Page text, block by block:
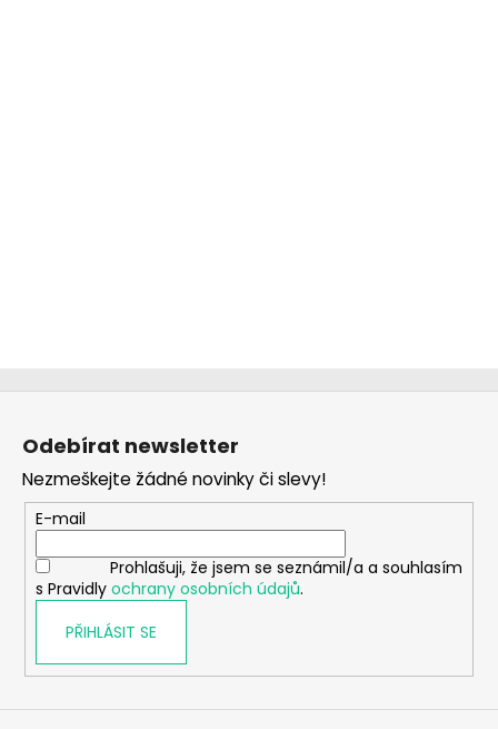
Z
Odebírat newsletter
Nezmeškejte žádné novinky či slevy!
E-mail
Prohlašuji, že jsem se seznámil/a a souhlasím
s Pravidly ochrany osobních údajů.
PŘIHLÁSIT SE